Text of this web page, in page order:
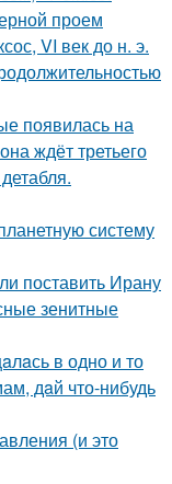
проем
VI век до н. э.
появилась на
ждёт третьего
систему
поставить Ирану
зенитные
в одно и то
дaй что-нибудь
(и это